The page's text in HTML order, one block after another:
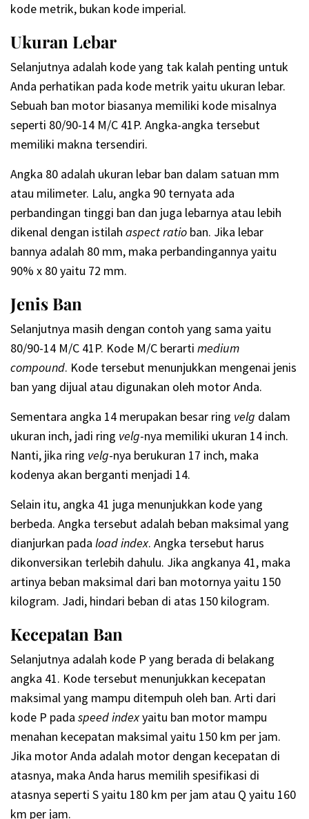
kode metrik, bukan kode imperial.
Ukuran Lebar
Selanjutnya adalah kode yang tak kalah penting untuk
Anda perhatikan pada kode metrik yaitu ukuran lebar.
Sebuah ban motor biasanya memiliki kode misalnya
seperti 80/90-14 M/C 41P. Angka-angka tersebut
memiliki makna tersendiri.
Angka 80 adalah ukuran lebar ban dalam satuan mm
atau milimeter. Lalu, angka 90 ternyata ada
perbandingan tinggi ban dan juga lebarnya atau lebih
dikenal dengan istilah aspect ratio ban. Jika lebar
bannya adalah 80 mm, maka perbandingannya yaitu
90% x 80 yaitu 72 mm.
Jenis Ban
Selanjutnya masih dengan contoh yang sama yaitu
80/90-14 M/C 41P. Kode M/C berarti medium
compound. Kode tersebut menunjukkan mengenai jenis
ban yang dijual atau digunakan oleh motor Anda.
Sementara angka 14 merupakan besar ring velg dalam
ukuran inch, jadi ring velg-nya memiliki ukuran 14 inch.
Nanti, jika ring velg-nya berukuran 17 inch, maka
kodenya akan berganti menjadi 14.
Selain itu, angka 41 juga menunjukkan kode yang
berbeda. Angka tersebut adalah beban maksimal yang
dianjurkan pada load index. Angka tersebut harus
dikonversikan terlebih dahulu. Jika angkanya 41, maka
artinya beban maksimal dari ban motornya yaitu 150
kilogram. Jadi, hindari beban di atas 150 kilogram.
Kecepatan Ban
Selanjutnya adalah kode P yang berada di belakang
angka 41. Kode tersebut menunjukkan kecepatan
maksimal yang mampu ditempuh oleh ban. Arti dari
kode P pada speed indexyaitu ban motor mampu
menahan kecepatan maksimal yaitu 150 km per jam.
Jika motor Anda adalah motor dengan kecepatan di
atasnya, maka Anda harus memilih spesifikasi di
atasnya seperti S yaitu 180 km per jam atau Q yaitu 160
km per jam.